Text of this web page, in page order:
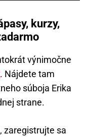
kurzy,
výnimočne
. Nájdete tam
súboja Erika
strane.
zaregistrujte sa